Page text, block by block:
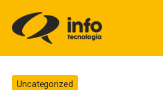
Uncategorized